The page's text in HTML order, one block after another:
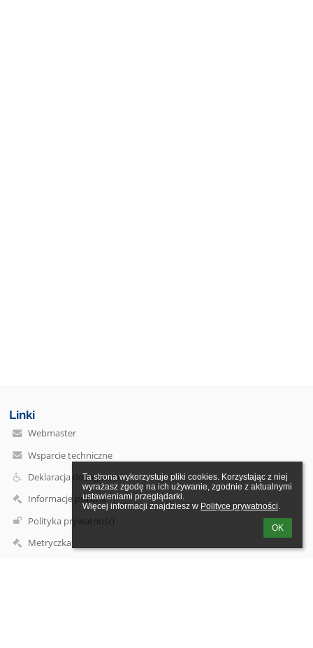
Ta strona wykorzystuje pliki cookies. Korzystając z niej
wyrażasz zgodę na ich używanie, zgodnie z aktualnymi
ustawieniami przeglądarki.
Więcej informacji znajdziesz w Polityce prywatności.
OK
Linki
Webmaster
Wsparcie techniczne
Deklaracja dostępności
Informacje prawne
Polityka prywatności
Metryczka